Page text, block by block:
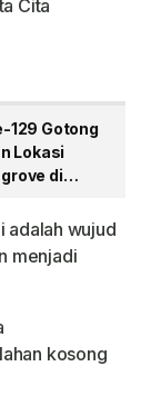
Cita
129 Gotong
Lokasi
di
adalah wujud
menjadi
kosong